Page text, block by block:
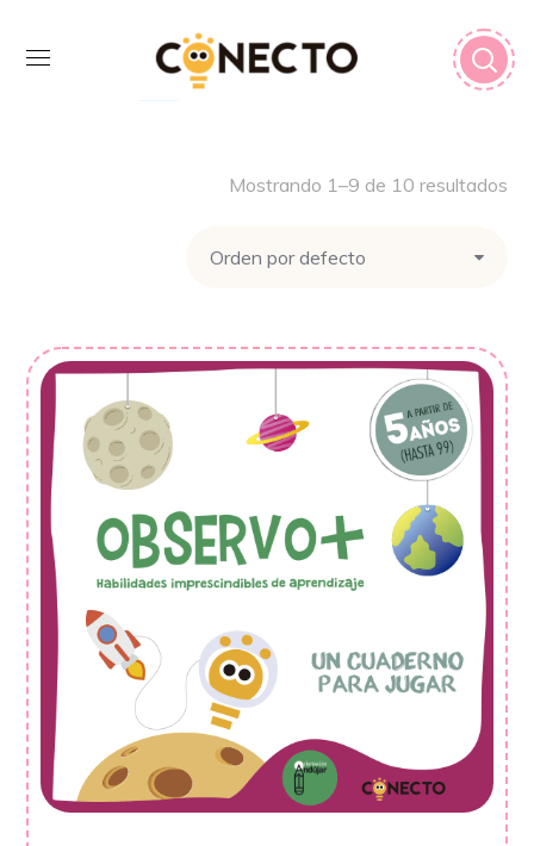
Mostrando 1–9 de 10 resultados